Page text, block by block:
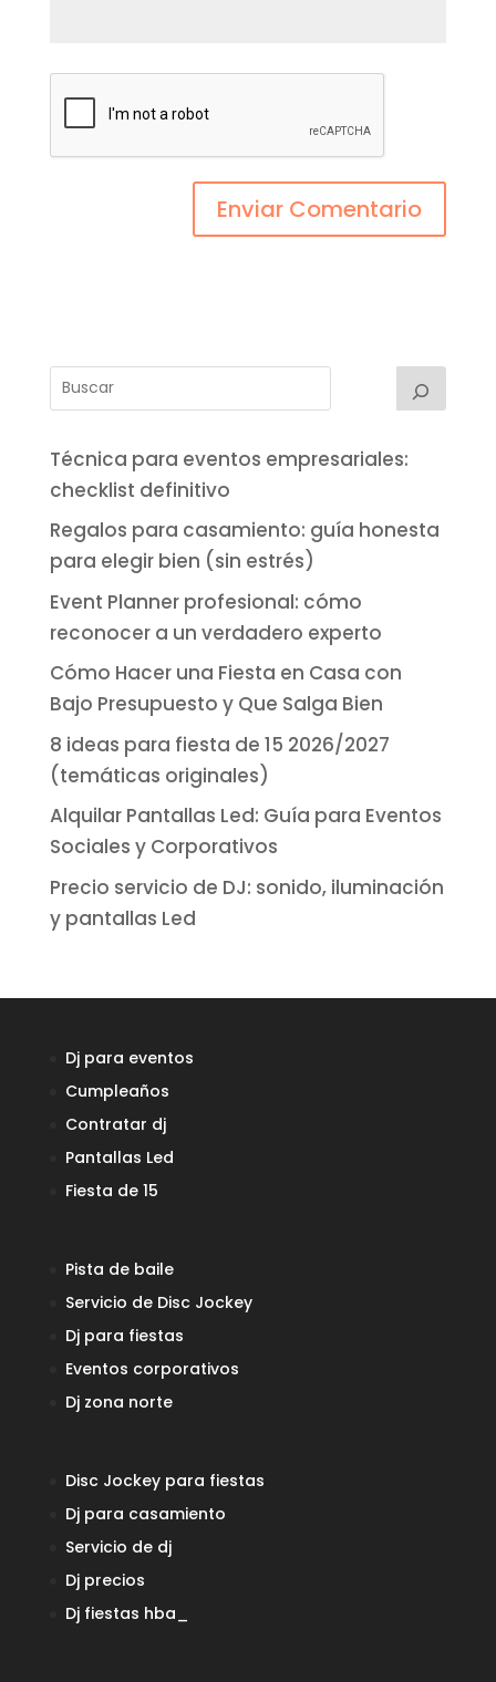
Técnica para eventos empresariales:
checklist definitivo
Regalos para casamiento: guía honesta
para elegir bien (sin estrés)
Event Planner profesional: cómo
reconocer a un verdadero experto
Cómo Hacer una Fiesta en Casa con
Bajo Presupuesto y Que Salga Bien
8 ideas para fiesta de 15 2026/2027
(temáticas originales)
Alquilar Pantallas Led: Guía para Eventos
Sociales y Corporativos
Precio servicio de DJ: sonido, iluminación
y pantallas Led
Dj para eventos
Cumpleaños
Contratar dj
Pantallas Led
Fiesta de 15
Pista de baile
Servicio de Disc Jockey
Dj para fiestas
Eventos corporativos
Dj zona norte
Disc Jockey para fiestas
Dj para casamiento
Servicio de dj
Dj precios
Dj fiestas hba_